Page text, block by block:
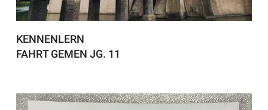
KENNENLERN
FAHRT GEMEN JG. 11